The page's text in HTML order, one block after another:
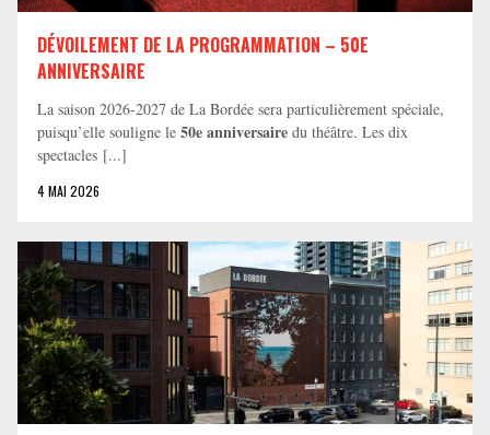
DÉVOILEMENT DE LA PROGRAMMATION – 50E
ANNIVERSAIRE
La saison 2026-2027 de La Bordée sera particulièrement spéciale,
puisqu’elle souligne le 50e anniversaire du théâtre. Les dix
spectacles [...]
4 MAI 2026